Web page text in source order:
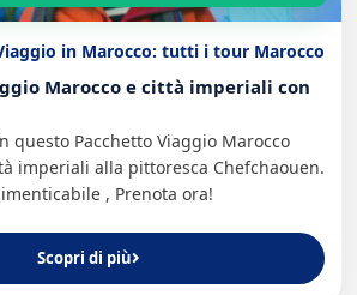
in Marocco: tutti i tour Marocco
Marocco e città imperiali con
questo Pacchetto Viaggio Marocco
imperiali alla pittoresca Chefchaouen.
, Prenota ora!
Scopri di più